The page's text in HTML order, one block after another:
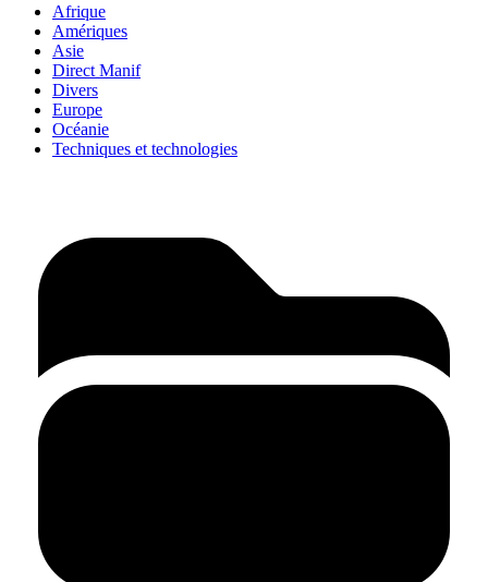
Afrique
Amériques
Asie
Direct Manif
Divers
Europe
Océanie
Techniques et technologies